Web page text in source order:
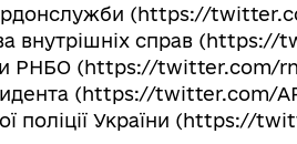
(https://
внутрішніх справ (https://
РНБО (https://twitter.com/
(https://twitter.com/
поліції України (https://